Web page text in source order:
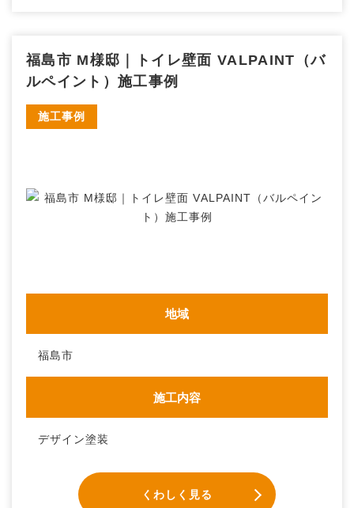
福島市 M様邸｜トイレ壁面 VALPAINT（バ
ルペイント）施工事例
施工事例
地域
福島市
施工内容
デザイン塗装
くわしく見る